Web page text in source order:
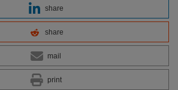
share
share
mail
print